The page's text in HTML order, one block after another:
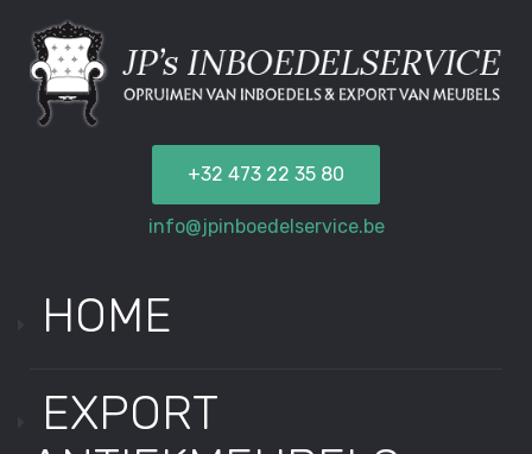
+32 473 22 35 80
info@jpinboedelservice.be
HOME
EXPORT